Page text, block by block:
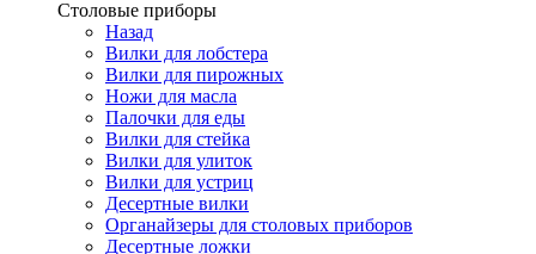
Cтоловые приборы
Назад
Вилки для лобстера
Вилки для пирожных
Ножи для масла
Палочки для еды
Вилки для стейка
Вилки для улиток
Вилки для устриц
Десертные вилки
Органайзеры для столовых приборов
Десертные ложки